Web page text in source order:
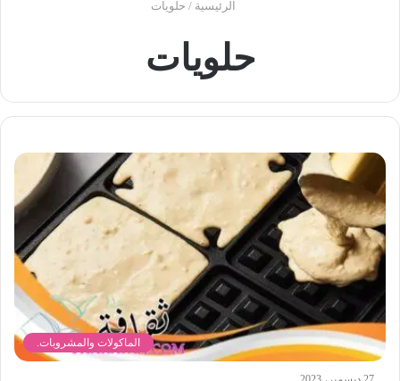
الرئيسية / حلويات
حلويات
الماكولات والمشروبات.